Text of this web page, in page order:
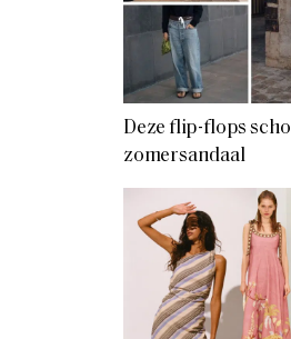
Deze flip-flops
zomersandaal